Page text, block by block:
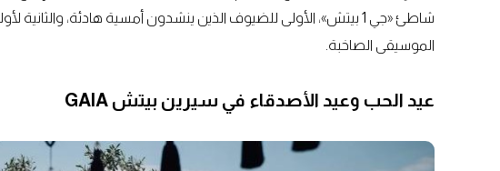
شاطئ «جي 1 بيتش»، الأولى للضيوف الذين ينشدون أمسية هادئة،
الموسيقى الصاخبة.
عيد الحب وعيد الأصدقاء في سيرين بيتش GAIA